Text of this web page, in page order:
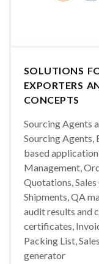
SOLUTIONS
EXPORTERS
CONCEPTS
Sourcing Agents
Sourcing Agents,
based
Management,
Quotations,
Shipments, QA
audit results and
certificates,
Packing List,
generator